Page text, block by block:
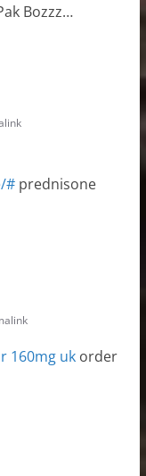
Bozzz…
#prednisone
160mg ukorder